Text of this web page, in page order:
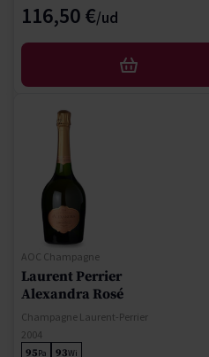
116,50 €
AFEGIR
AOC Champagne
Laurent Perrier
Alexandra Rosé
Champagne Laurent-Perrier
2004
95Pa 93Wi